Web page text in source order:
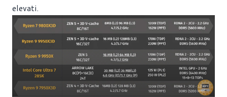
elevati.